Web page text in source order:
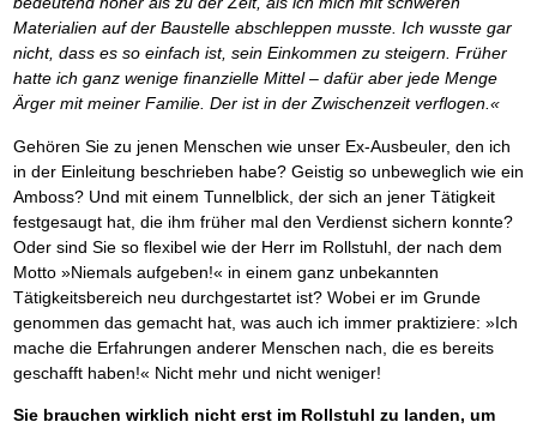
Materialien auf der Baustelle abschleppen musste. Ich wusste gar
nicht, dass es so einfach ist, sein Einkommen zu steigern. Früher
hatte ich ganz wenige finanzielle Mittel – dafür aber jede Menge
Ärger mit meiner Familie. Der ist in der Zwischenzeit verflogen.«
Gehören Sie zu jenen Menschen wie unser Ex-Ausbeuler, den ich
in der Einleitung beschrieben habe? Geistig so unbeweglich wie ein
Amboss? Und mit einem Tunnelblick, der sich an jener Tätigkeit
festgesaugt hat, die ihm früher mal den Verdienst sichern konnte?
Oder sind Sie so flexibel wie der Herr im Rollstuhl, der nach dem
Motto »Niemals aufgeben!« in einem ganz unbekannten
Tätigkeitsbereich neu durchgestartet ist? Wobei er im Grunde
genommen das gemacht hat, was auch ich immer praktiziere: »Ich
mache die Erfahrungen anderer Menschen nach, die es bereits
geschafft haben!« Nicht mehr und nicht weniger!
Sie brauchen wirklich nicht erst im Rollstuhl zu landen, um